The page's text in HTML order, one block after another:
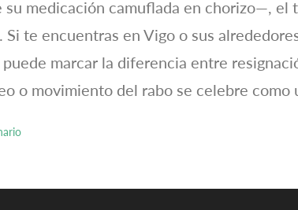
su medicación camuflada en chorizo—,
Si te encuentras en Vigo o sus
marcar la diferencia entre
o movimiento del rabo se celebre como